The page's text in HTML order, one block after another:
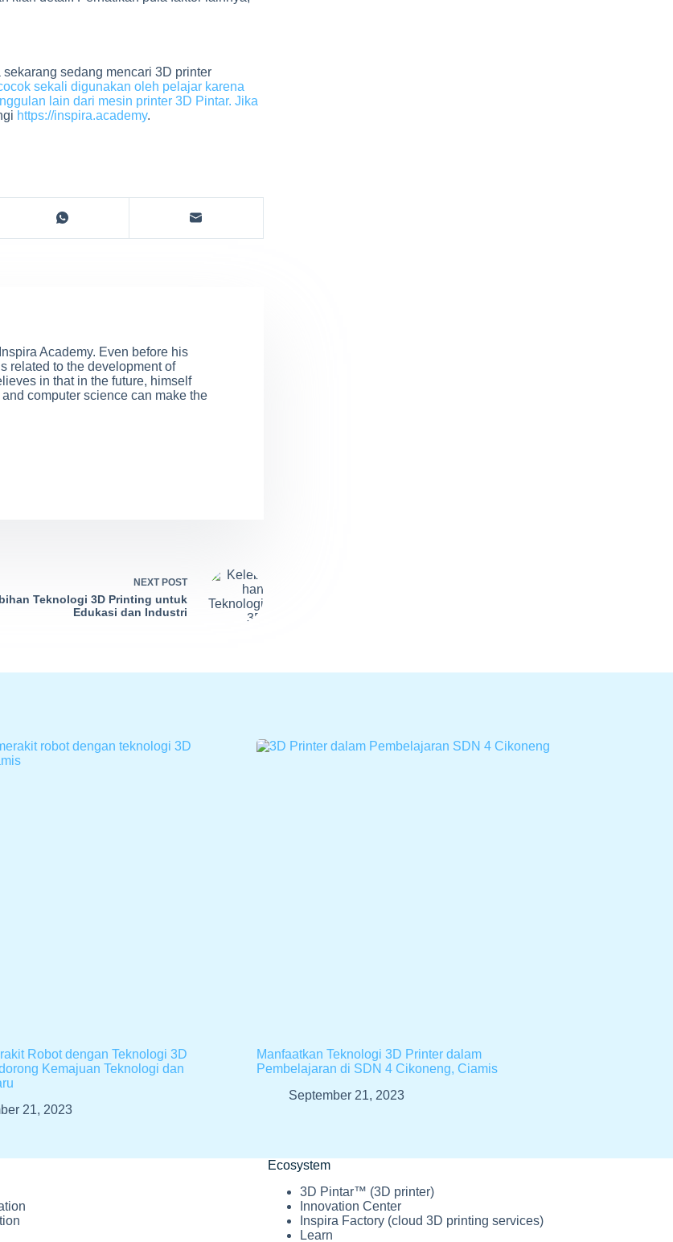
sedang mencari 3D printer
sekali digunakan oleh pelajar karena
lain dari mesin printer 3D Pintar. Jika
https://inspira.academy.
Academy. Even before his
related to the development of
in that in the future, himself
computer science can make the
NEXTPOST
Teknologi 3D Printing untuk
Edukasi dan Industri
Robot dengan Teknologi 3D
Kemajuan Teknologi dan
21, 2023
Manfaatkan Teknologi 3D Printer dalam
Pembelajaran di SDN 4 Cikoneng, Ciamis
September 21, 2023
Ecosystem
3D Pintar™ (3D printer)
Innovation Center
Inspira Factory (cloud 3D printing services)
Learn